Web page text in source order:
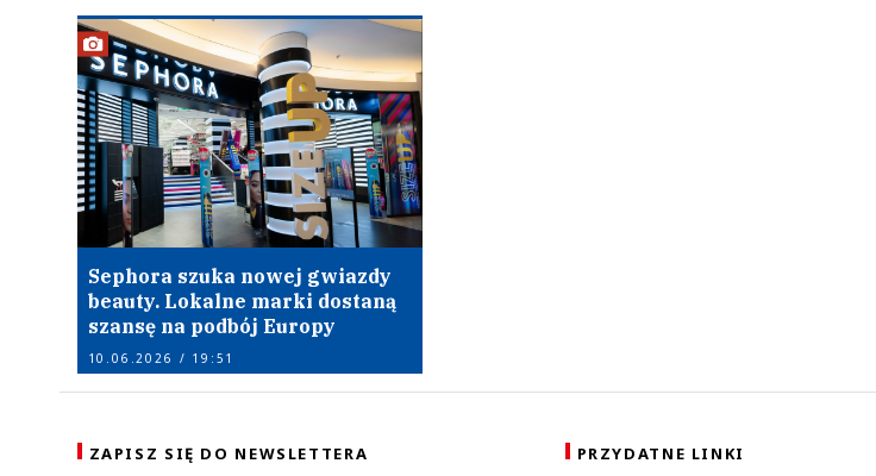
Sephora szuka nowej gwiazdy
beauty. Lokalne marki dostaną
szansę na podbój Europy
10.06.2026 / 19:51
ZAPISZ SIĘ DO NEWSLETTERA PRZYDATNE LINKI